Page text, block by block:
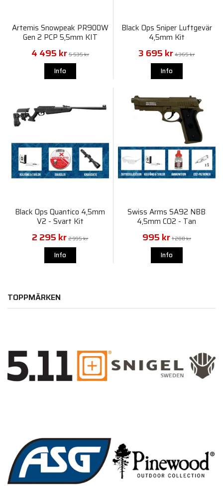
Artemis Snowpeak PR900W
Gen 2 PCP 5,5mm KIT
4 495 kr 5 535 kr
Info
Black Ops Sniper Luftgevär
4,5mm Kit
3 695 kr 4 365 kr
Info
Black Ops Quantico 4,5mm
V2 - Svart Kit
2 295 kr 2 995 kr
Info
Swiss Arms SA92 NBB
4,5mm CO2 - Tan
Startpaket
995 kr 1 200 kr
Info
TOPPMÄRKEN